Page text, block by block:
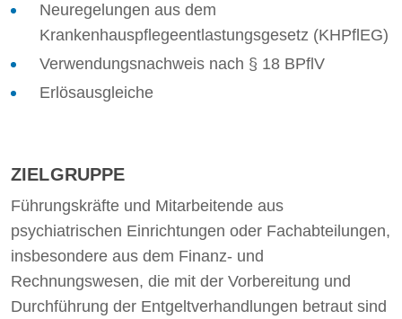
Neuregelungen aus dem
Krankenhauspflegeentlastungsgesetz (KHPflEG)
Verwendungsnachweis nach § 18 BPflV
Erlösausgleiche
ZIELGRUPPE
Führungskräfte und Mitarbeitende aus
psychiatrischen Einrichtungen oder Fachabteilungen,
insbesondere aus dem Finanz- und
Rechnungswesen, die mit der Vorbereitung und
Durchführung der Entgeltverhandlungen betraut sind